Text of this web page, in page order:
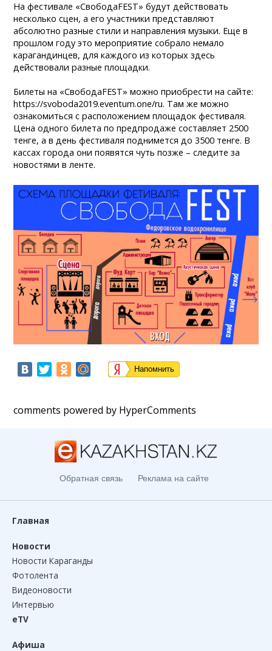
На фестивале «СвободаFEST» будут действовать
несколько сцен, а его участники представляют
абсолютно разные стили и направления музыки. Еще в
прошлом году это мероприятие собрало немало
карагандинцев, для каждого из которых здесь
действовали разные площадки.
Билеты на «СвободаFEST» можно приобрести на сайте:
https://svoboda2019.eventum.one/ru. Там же можно
ознакомиться с расположением площадок фестиваля.
Цена одного билета по предпродаже составляет 2500
тенге, а в день фестиваля поднимется до 3500 тенге. В
кассах города они появятся чуть позже – следите за
новостями в ленте.
Напомнить
comments powered by HyperComments
Обратная связь Реклама на сайте
Главная
Новости
Новости Караганды
Фотолента
Видеоновости
Интервью
eTV
Афиша